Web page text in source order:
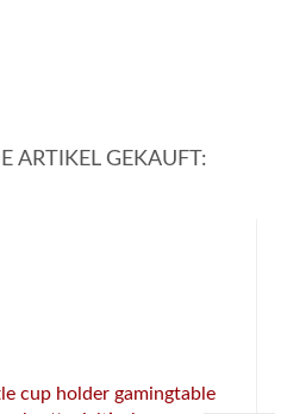
ARTIKEL GEKAUFT: